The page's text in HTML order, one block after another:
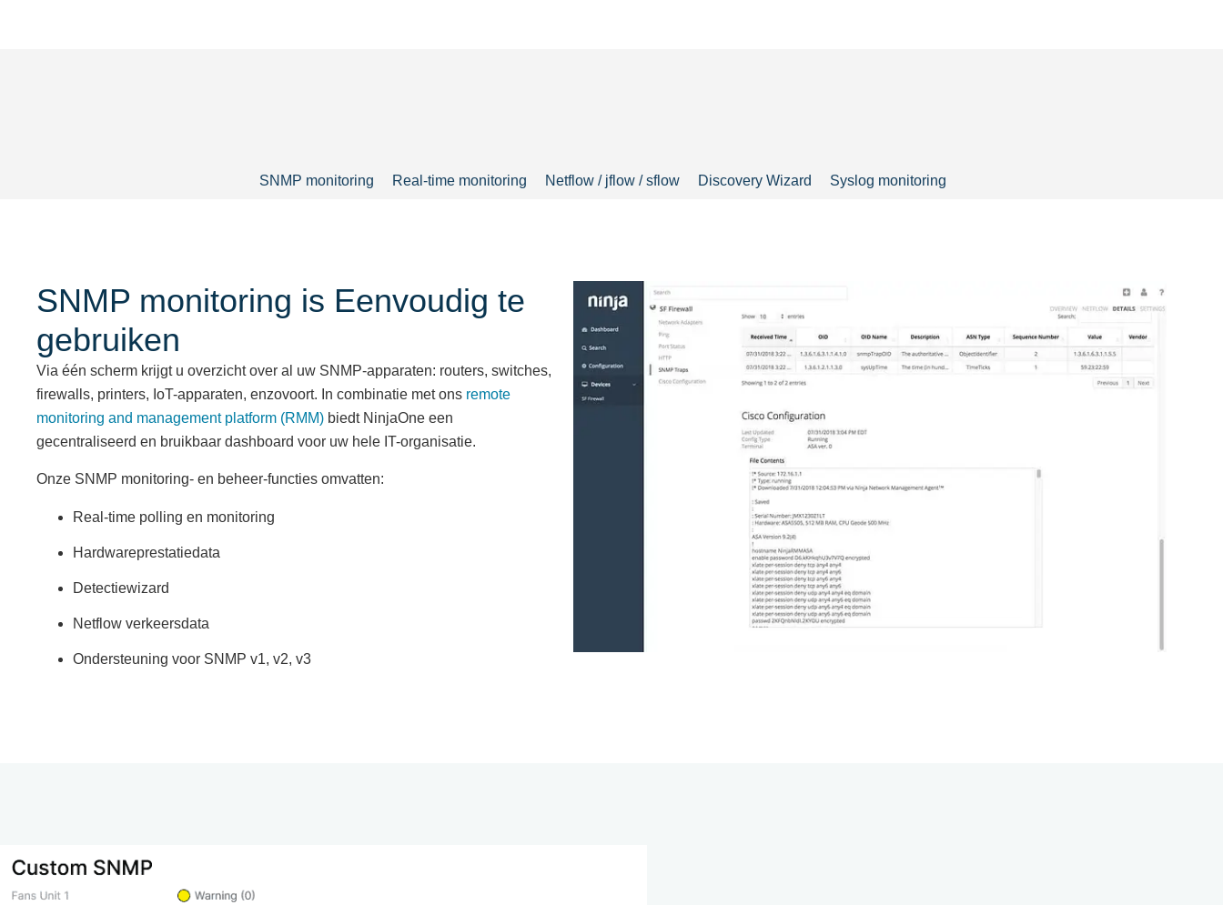
SNMP monitoring Real-time monitoring Netflow / jflow / sflow Discovery Wizard Syslog monitoring
SNMP monitoring is Eenvoudig te
gebruiken
Via één scherm krijgt u overzicht over al uw SNMP-apparaten: routers, switches,
firewalls, printers, IoT-apparaten, enzovoort. In combinatie met ons remote
monitoring and management platform (RMM)biedt NinjaOne een
gecentraliseerd en bruikbaar dashboard voor uw hele IT-organisatie.
Onze SNMP monitoring- en beheer-functies omvatten:
Real-time polling en monitoring
Hardwareprestatiedata
Detectiewizard
Netflow verkeersdata
Ondersteuning voor SNMP v1, v2, v3